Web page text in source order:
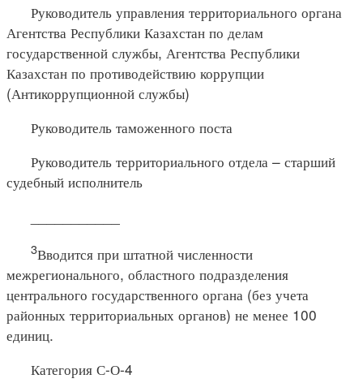
Руководитель управления территориального органа
Агентства Республики Казахстан по делам
государственной службы, Агентства Республики
Казахстан по противодействию коррупции
(Антикоррупционной службы)
Руководитель таможенного поста
Руководитель территориального отдела – старший
судебный исполнитель
3Вводится при штатной численности
межрегионального, областного подразделения
центрального государственного органа (без учета
районных территориальных органов) не менее 100
единиц.
Категория С-О-4